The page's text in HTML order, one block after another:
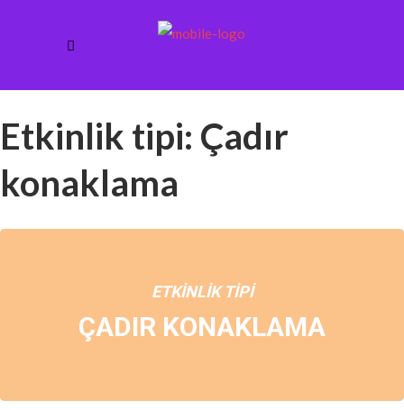
Etkinlik tipi: Çadır
konaklama
ETKINLIK TIPI
ÇADIR KONAKLAMA